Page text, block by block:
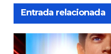
Entrada relacionada